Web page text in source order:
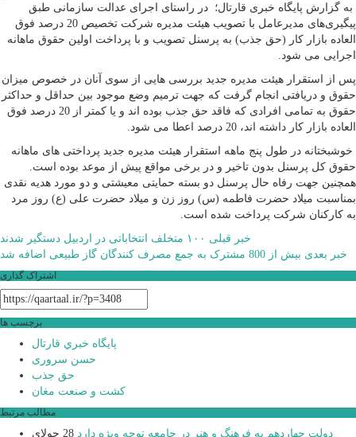
به گزارش پایگاه خبری قارتال؛ در راستای اجرای عدالت سازمانی طبق
پیگیری‌های مدیرعامل با تصویب هیئت مدیره شرکت تخصیص 20 درصد فوق
العاده بازار کار (حق جذب) به پرسنل تصویب و با پرداخت اولین حقوق ماهانه
اجرایی می شود.
پس از استقرار هیئت مدیره جدید بررسی هایی از سوی آنان در خصوص میزان
حقوق و دریافتی انجام گرفت که جهت ترمیم وضع موجود بین حداقل و حداکثر
حقوق به تمامی افرادی که فاقد حق جذب بوده اند و یا کمتر از 20 درصد فوق
العاده بازار کار داشته اند، 20 درصد اعطا می شود.
خوشبختانه در طول پنج ماهه استقرار هیئت مدیره جدید پرداختی های ماهانه
حقوق کل پرسنل بدون تاخیر و در برخی مواقع پیش از موعد بوده است.
همچنین جهت رفاه حال پرسنل دو بسته حمایتی معیشتی و دو مورد هدیه نقدی
بمناسبت میلاد حضرت فاطمه (س) روز زن و میلاد حضرت علی (ع) روز مرد
به کارکنان شرکت پرداخت شده است.
راهبری
نوشته
خبر قبلی ۱۰۰ متخلف انتخاباتی در اردبیل دستگیر شدند
خبر بعدی بیش از 800 مشترک به جمع مصرف کنندگان گاز طبیعی اضافه شد
اشتراک گذاری
برچسب ها
پايگاه خبري قارتال
حسن سروری
حق جذب
کشت و صنعت مغان
مطالب مرتبط
دولت چهاردهم به فرهنگ و هنر در جامعه توجه ویژه دارد 28 جولای